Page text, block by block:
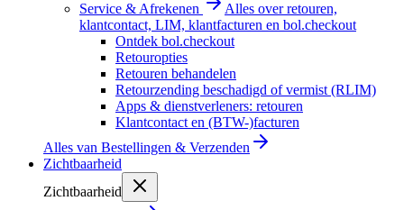
Service & Afrekenen
Alles over retouren,
klantcontact, LIM, klantfacturen en bol.checkout
Ontdek bol.checkout
Retouropties
Retouren behandelen
Retourzending beschadigd of vermist (RLIM)
Apps & dienstverleners: retouren
Klantcontact en (BTW-)facturen
Alles van Bestellingen & Verzenden
Zichtbaarheid
Zichtbaarheid